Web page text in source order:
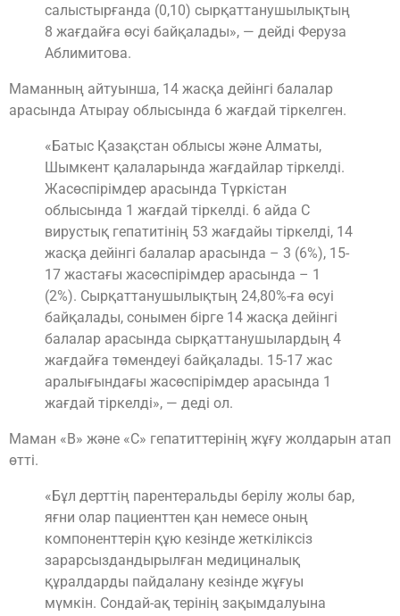
салыстырғанда (0,10) сырқаттанушылықтың
8 жағдайға өсуі байқалады», — дейді Феруза
Аблимитова.
Маманның айтуынша, 14 жасқа дейінгі балалар
арасында Атырау облысында 6 жағдай тіркелген.
«Батыс Қазақстан облысы және Алматы,
Шымкент қалаларында жағдайлар тіркелді.
Жасөспірімдер арасында Түркістан
облысында 1 жағдай тіркелді. 6 айда С
вирустық гепатитінің 53 жағдайы тіркелді, 14
жасқа дейінгі балалар арасында – 3 (6%), 15-
17 жастағы жасөспірімдер арасында – 1
(2%). Сырқаттанушылықтың 24,80%-ға өсуі
байқалады, сонымен бірге 14 жасқа дейінгі
балалар арасында сырқаттанушылардың 4
жағдайға төмендеуі байқалады. 15-17 жас
аралығындағы жасөспірімдер арасында 1
жағдай тіркелді», — деді ол.
Маман «В» және «С» гепатиттерінің жұғу жолдарын атап
өтті.
«Бұл дерттің парентеральды берілу жолы бар,
яғни олар пациенттен қан немесе оның
компоненттерін құю кезінде жеткіліксіз
зарарсыздандырылған медициналық
құралдарды пайдалану кезінде жұғуы
мүмкін. Сондай-ақ терінің зақымдалуына